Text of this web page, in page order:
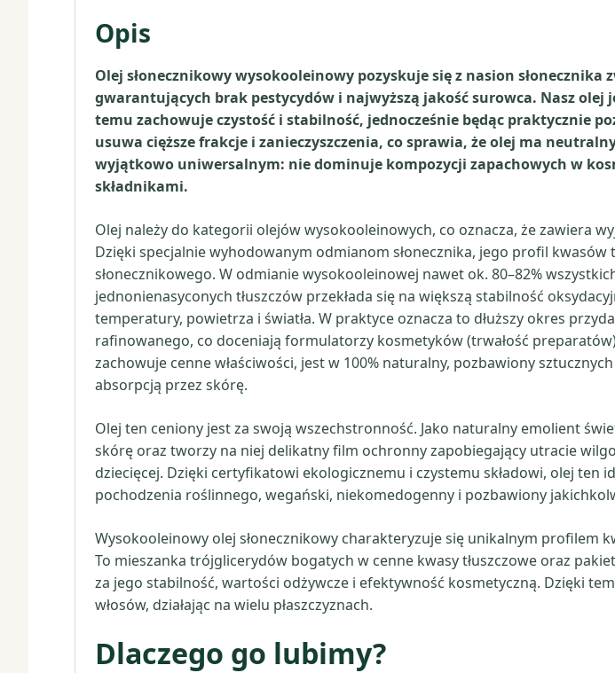
Opis
Olej słonecznikowy wysokooleinowy pozyskuje się z nasion
gwarantujących brak pestycydów i najwyższą jakość surowca. Nasz
temu zachowuje czystość i stabilność, jednocześnie będąc praktycznie
usuwa cięższe frakcje i zanieczyszczenia, co sprawia, że olej ma
wyjątkowo uniwersalnym: nie dominuje kompozycji zapachowych w
składnikami.
Olej należy do kategorii olejów wysokooleinowych, co oznacza, że zawiera
Dzięki specjalnie wyhodowanym odmianom słonecznika, jego profil
słonecznikowego. W odmianie wysokooleinowej nawet ok. 80–82%
jednonienasyconych tłuszczów przekłada się na większą stabilność
temperatury, powietrza i światła. W praktyce oznacza to dłuższy okres
rafinowanego, co doceniają formulatorzy kosmetyków (trwałość
zachowuje cenne właściwości, jest w 100% naturalny, pozbawiony
absorpcją przez skórę.
Olej ten ceniony jest za swoją wszechstronność. Jako naturalny emolient
skórę oraz tworzy na niej delikatny film ochronny zapobiegający utracie
dziecięcej. Dzięki certyfikatowi ekologicznemu i czystemu składowi, olej
pochodzenia roślinnego, wegański, niekomedogenny i pozbawiony
Wysokooleinowy olej słonecznikowy charakteryzuje się unikalnym profilem
To mieszanka trójglicerydów bogatych w cenne kwasy tłuszczowe oraz
za jego stabilność, wartości odżywcze i efektywność kosmetyczną. Dzięki
włosów, działając na wielu płaszczyznach.
Dlaczego go lubimy?